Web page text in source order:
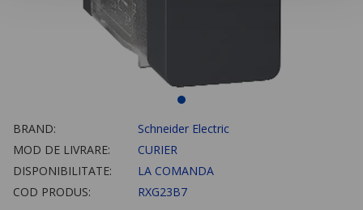
BRAND:
Schneider Electric
MOD DE LIVRARE:
CURIER
DISPONIBILITATE:
LA COMANDA
COD PRODUS:
RXG23B7